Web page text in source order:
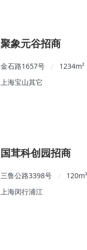
聚象元谷招商
金石路1657号 / 1234m²
上海宝山其它
国茸科创园招商
三鲁公路3398号 / 120
上海闵行浦江